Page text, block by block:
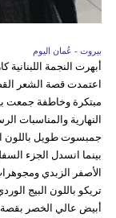
بيروت - عُمان اليوم
أبهرت النجمة
اعتمدت قصة الشعر
مبتكرة وخاطفة جمعت
النهارية والمناسبات
جمبسوت طويل باللون
بينما انسدل الجزء
الأصفر الزبدي
تريكو باللون البيج
أبيض عالي الخصر بقصة